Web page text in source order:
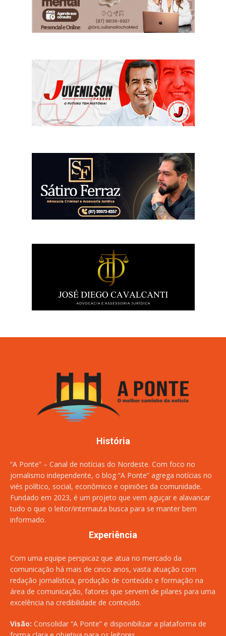
História
“A Ponte” – Canal de notícias do Nordeste. Com foco no
jornalismo independente, o blog “A Ponte” agrega notícias no
viés político, social, econômico e opiniões da comunidade.
Fundado em 2023, é um projeto que vem aguçar e alavancar
tudo o que o leitor/internauta busca para se manter bem
informado.
Experiência
Com uma equipe perspicaz que atua no mercado da
comunicação há mais de cinco anos, vasta atuação com
redação jornalística, produção de conteúdo e formação na
área de comunicação, fatores que servem de pilares para uma
excelência na credibilidade de conteúdo.
Visão: Consolidar “A Ponte” e disponibilizar a plataforma de